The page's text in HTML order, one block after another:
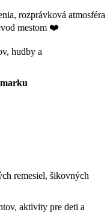
rozprávková atmosféra
mestom ❤️
hudby a
remesiel, šikovných
aktivity pre deti a